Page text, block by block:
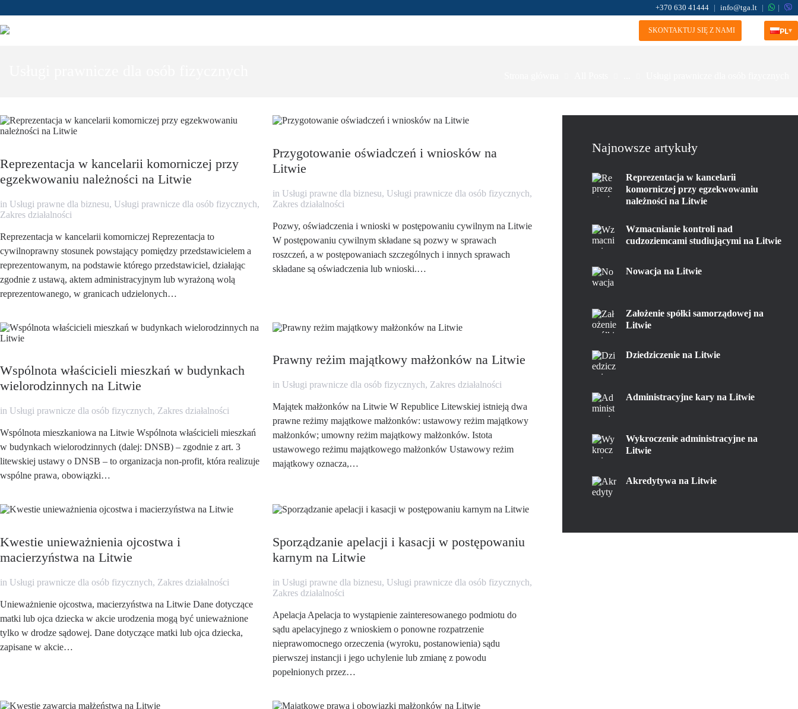
+370 630 41444 | info@tga.lt | |
SKONTAKTUJ SIĘ Z NAMI PL▾
Reprezentacja w kancelarii komorniczej przy
egzekwowaniu należności na Litwie
in Usługi prawne dla biznesu, Usługi prawnicze dla osób fizycznych,
Zakres działalności
Reprezentacja w kancelarii komorniczej Reprezentacja to
cywilnoprawny stosunek powstający pomiędzy przedstawicielem a
reprezentowanym, na podstawie którego przedstawiciel, działając
zgodnie z ustawą, aktem administracyjnym lub wyrażoną wolą
reprezentowanego, w granicach udzielonych…
Przygotowanie oświadczeń i wniosków na
Litwie
in Usługi prawne dla biznesu, Usługi prawnicze dla osób fizycznych,
Zakres działalności
Pozwy, oświadczenia i wnioski w postępowaniu cywilnym na Litwie
W postępowaniu cywilnym składane są pozwy w sprawach
roszczeń, a w postępowaniach szczególnych i innych sprawach
składane są oświadczenia lub wnioski.…
Wspólnota właścicieli mieszkań w budynkach
wielorodzinnych na Litwie
in Usługi prawnicze dla osób fizycznych, Zakres działalności
Wspólnota mieszkaniowa na Litwie Wspólnota właścicieli mieszkań
w budynkach wielorodzinnych (dalej: DNSB) – zgodnie z art. 3
litewskiej ustawy o DNSB – to organizacja non-profit, która realizuje
wspólne prawa, obowiązki…
Prawny reżim majątkowy małżonków na Litwie
in Usługi prawnicze dla osób fizycznych, Zakres działalności
Majątek małżonków na Litwie W Republice Litewskiej istnieją dwa
prawne reżimy majątkowe małżonków: ustawowy reżim majątkowy
małżonków; umowny reżim majątkowy małżonków. Istota
ustawowego reżimu majątkowego małżonków Ustawowy reżim
majątkowy oznacza,…
Kwestie unieważnienia ojcostwa i
macierzyństwa na Litwie
in Usługi prawnicze dla osób fizycznych, Zakres działalności
Unieważnienie ojcostwa, macierzyństwa na Litwie Dane dotyczące
matki lub ojca dziecka w akcie urodzenia mogą być unieważnione
tylko w drodze sądowej. Dane dotyczące matki lub ojca dziecka,
zapisane w akcie…
Sporządzanie apelacji i kasacji w postępowaniu
karnym na Litwie
in Usługi prawne dla biznesu, Usługi prawnicze dla osób fizycznych,
Zakres działalności
Apelacja Apelacja to wystąpienie zainteresowanego podmiotu do
sądu apelacyjnego z wnioskiem o ponowne rozpatrzenie
nieprawomocnego orzeczenia (wyroku, postanowienia) sądu
pierwszej instancji i jego uchylenie lub zmianę z powodu
popełnionych przez…
Najnowsze artykuły
Reprezentacja w kancelarii
komorniczej przy egzekwowaniu
należności na Litwie
Wzmacnianie kontroli nad
cudzoziemcami studiującymi na Litwie
Nowacja na Litwie
Założenie spółki samorządowej na
Litwie
Dziedziczenie na Litwie
Administracyjne kary na Litwie
Wykroczenie administracyjne na
Litwie
Akredytywa na Litwie